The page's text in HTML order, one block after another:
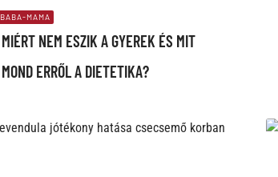
BABA-MAMA
MIÉRT NEM ESZIK A GYEREK ÉS MIT
MOND ERRŐL A DIETETIKA?